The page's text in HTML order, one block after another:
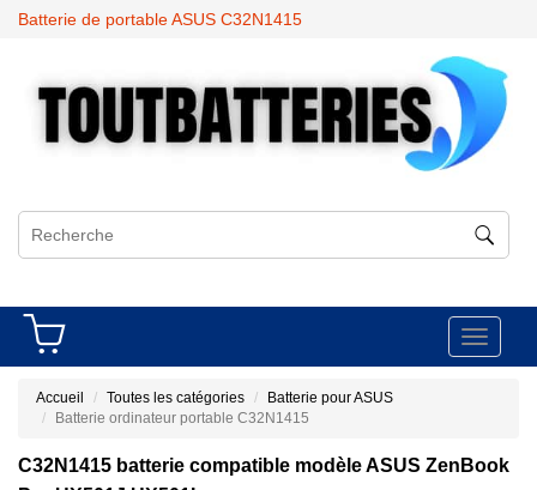
Batterie de portable ASUS C32N1415
Toggle
Accueil Toutes les catégories
Batterie pour ASUS
Batterie ordinateur portable C32N1415
C32N1415 batterie compatible modèle ASUS ZenBook